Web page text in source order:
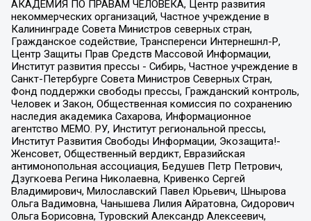
АКАДЕМИЯ ПО ПРАВАМ ЧЕЛОВЕКА, Центр развития
некоммерческих организаций, Частное учреждение в
Калининграде Совета Министров северных стран,
Гражданское содействие, Трансперенси Интернешнл-Р,
Центр Защиты Прав Средств Массовой Информации,
Институт развития прессы - Сибирь, Частное учреждение в
Санкт-Петербурге Совета Министров Северных Стран,
Фонд поддержки свободы прессы, Гражданский контроль,
Человек и Закон, Общественная комиссия по сохранению
наследия академика Сахарова, Информационное
агентство МЕМО. РУ, Институт региональной прессы,
Институт Развития Свободы Информации, Экозащита!-
Женсовет, Общественный вердикт, Евразийская
антимонопольная ассоциация, Бедушев Петр Петрович,
Дзугкоева Регина Николаевна, Кривенко Сергей
Владимирович, Милославский Павел Юрьевич, Шнырова
Ольга Вадимовна, Чанышева Лилия Айратовна, Сидорович
Ольга Борисовна, Туровский Александр Алексеевич,